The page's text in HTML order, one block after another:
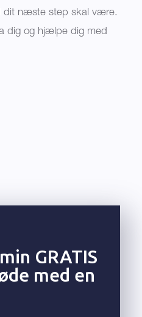
dit næste step skal være.
dig og hjælpe dig med
GRATIS
med en